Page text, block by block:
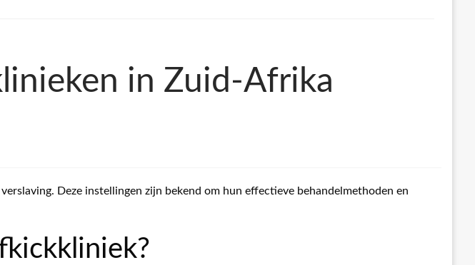
in Zuid-Afrika
Deze instellingen zijn bekend om hun effectieve behandelmethoden en